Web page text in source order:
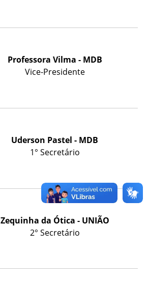
Professora Vilma - MDB
Vice-Presidente
Uderson Pastel - MDB
1° Secretário
Zequinha da Ótica - UNIÃO
2° Secretário